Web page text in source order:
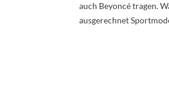
auch Beyoncé tragen.
ausgerechnet